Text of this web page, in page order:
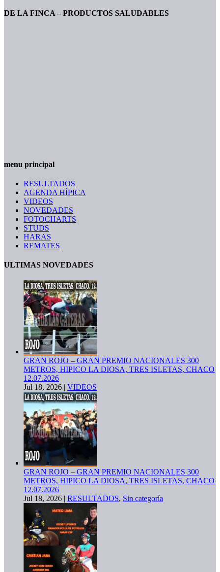
DE LA FINCA – PRODUCTOS SALUDABLES
menu principal
RESULTADOS
AGENDA HÍPICA
VIDEOS
NOVEDADES
FOTOCHARTS
STUDS
HARAS
REMATES
ULTIMAS NOVEDADES
GRAN ROJO – GRAN PREMIO NACIONALES 300
METROS, HIPICO LA DIOSA, TRES ISLETAS, CHACO
12.07.2026
Jul 18, 2026 | VIDEOS
GRAN ROJO – GRAN PREMIO NACIONALES 300
METROS, HIPICO LA DIOSA, TRES ISLETAS, CHACO
12.07.2026
Jul 18, 2026 | RESULTADOS, Sin categoría